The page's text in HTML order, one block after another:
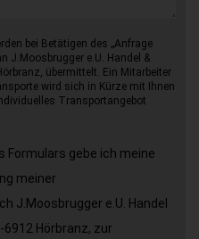
bei Betätigen des „Anfrage
J.Moosbrugger e.U. Handel &
übermittelt. Ein Mitarbeiter
wird sich in Kürze mit Ihnen
Transportangebot
Formulars gebe ich meine
meiner
J.Moosbrugger e.U. Handel
Hörbranz, zur